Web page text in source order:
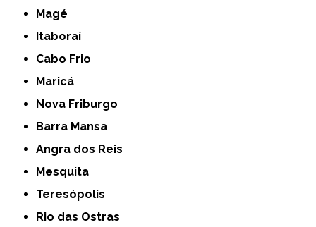
Magé
Itaboraí
Cabo Frio
Maricá
Nova Friburgo
Barra Mansa
Angra dos Reis
Mesquita
Teresópolis
Rio das Ostras